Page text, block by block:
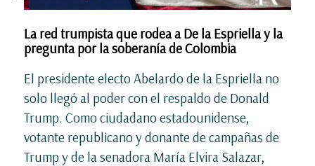
La red trumpista que rodea a De la Espriella y la
pregunta por la soberanía de Colombia
El presidente electo Abelardo de la Espriella no
solo llegó al poder con el respaldo de Donald
Trump. Como ciudadano estadounidense,
votante republicano y donante de campañas de
Trump y de la senadora María Elvira Salazar,